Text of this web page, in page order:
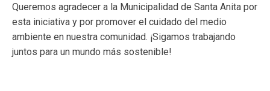
Queremos agradecer a la Municipalidad de Santa Anita por
esta iniciativa y por promover el cuidado del medio
ambiente en nuestra comunidad. ¡Sigamos trabajando
juntos para un mundo más sostenible!